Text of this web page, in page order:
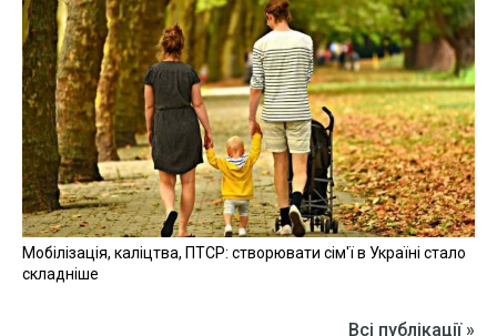
Мобілізація, каліцтва, ПТСР: створювати сім'ї в Україні стало
складніше
Всі публікації »